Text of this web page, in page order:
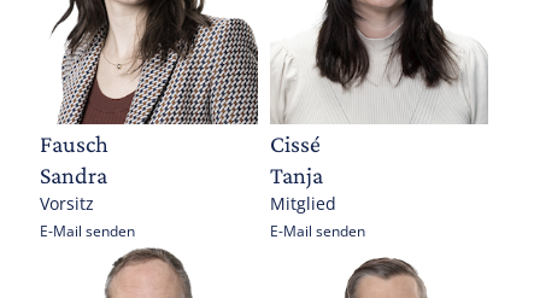
Fausch
Sandra
Vorsitz
E-Mail senden
Cissé
Tanja
Mitglied
E-Mail senden